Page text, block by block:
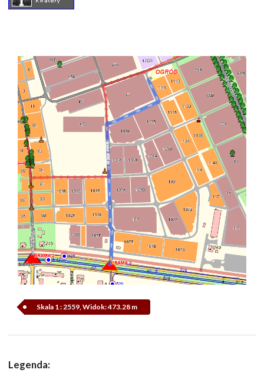
Skala 1 : 2559, Widok: 473.28 m
Legenda: